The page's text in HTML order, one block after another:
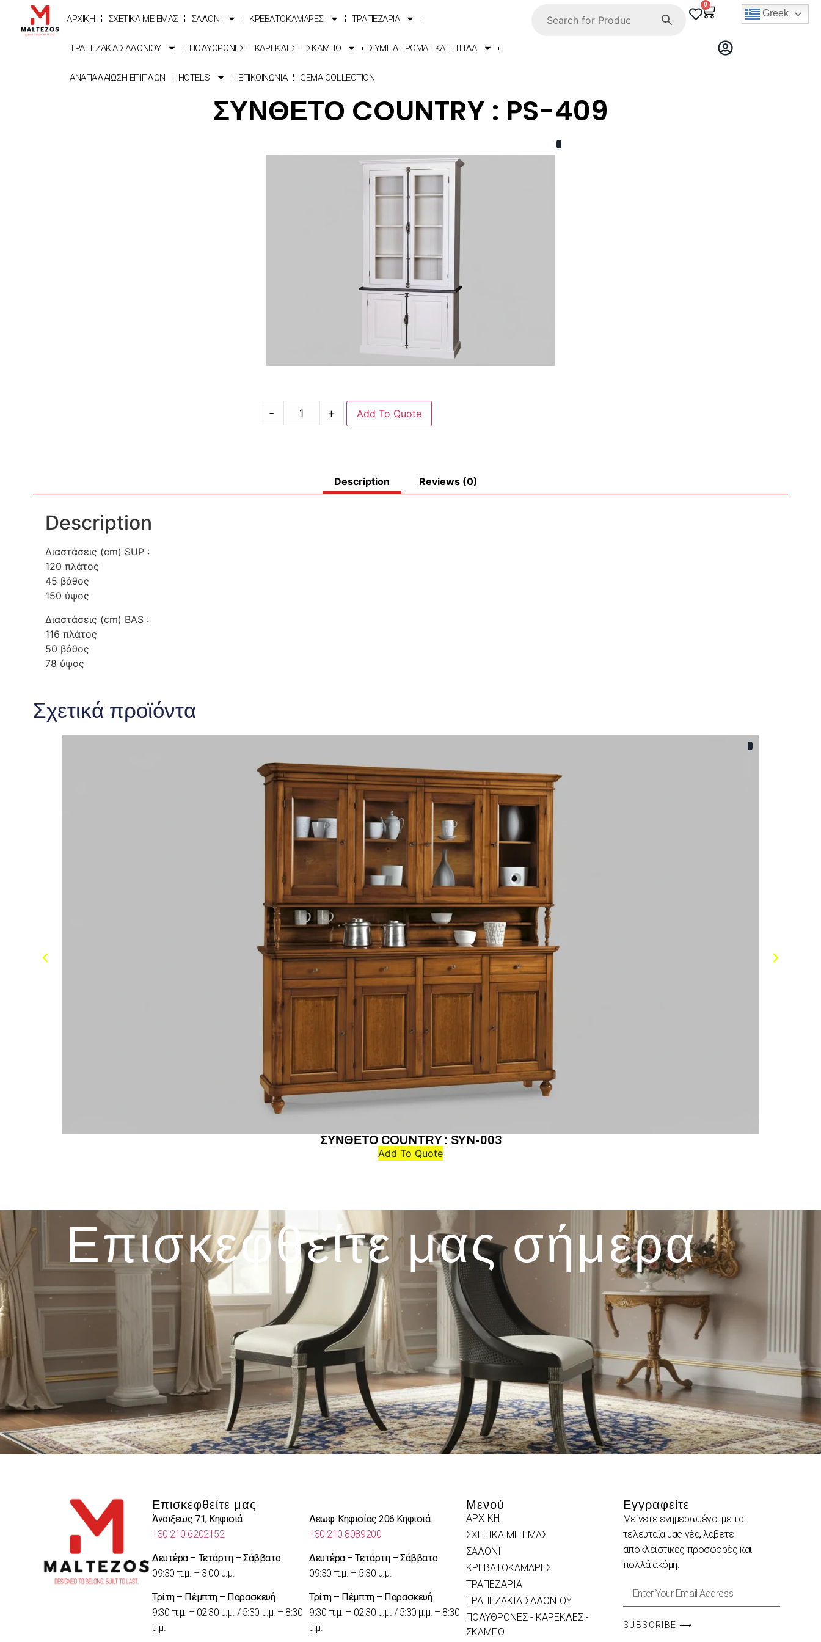
ΑΡΧΙΚΗ ΣΧΕΤΙΚΑ ΜΕ ΕΜΑΣ ΣΑΛΟΝΙ ΚΡΕΒΑΤΟΚΑΜΑΡΕΣ ΤΡΑΠΕΖΑΡΙΑ
ΤΡΑΠΕΖΑΚΙΑ ΣΑΛΟΝΙΟΥ ΠΟΛΥΘΡΟΝΕΣ – ΚΑΡΕΚΛΕΣ – ΣΚΑΜΠΟ ΣΥΜΠΛΗΡΩΜΑΤΙΚΑ ΕΠΙΠΛΑ
ΑΝΑΠΑΛΑΙΩΣΗ ΕΠΙΠΛΩΝ HOTELS ΕΠΙΚΟΙΝΩΝΙΑ GEMA COLLECTION
0
Greek
ΣΥΝΘΕΤΟ COUNTRY : PS-409
- + Add To Quote
Description Reviews (0)
Description
Διαστάσεις (cm) SUP :
120 πλάτος
45 βάθος
150 ύψος
Διαστάσεις (cm) BAS :
116 πλάτος
50 βάθος
78 ύψος
Σχετικά προϊόντα
ΣΥΝΘΕΤΟ COUNTRY : SYN-003
Add To Quote
Επισκεφθείτε μας σήμερα
Επισκεφθείτε μας
Άνοιξεως 71, Κηφισιά
+30 210 6202152
Δευτέρα – Τετάρτη – Σάββατο
09:30 π.μ. – 3:00 μ.μ.
Τρίτη – Πέμπτη – Παρασκευή
9:30 π.μ. – 02:30 μ.μ. / 5:30 μ.μ. – 8:30
μ.μ.
Λεωφ. Κηφισίας 206 Κηφισιά
+30 210 8089200
Δευτέρα – Τετάρτη – Σάββατο
09:30 π.μ. – 5:30 μ.μ.
Τρίτη – Πέμπτη – Παρασκευή
9:30 π.μ. – 02:30 μ.μ. / 5:30 μ.μ. – 8:30
μ.μ.
Μενού
ΑΡΧΙΚΗ
ΣΧΕΤΙΚΑ ΜΕ ΕΜΑΣ
ΣΑΛΟΝΙ
ΚΡΕΒΑΤΟΚΑΜΑΡΕΣ
ΤΡΑΠΕΖΑΡΙΑ
ΤΡΑΠΕΖΑΚΙΑ ΣΑΛΟΝΙΟΥ
ΠΟΛΥΘΡΟΝΕΣ - ΚΑΡΕΚΛΕΣ -
ΣΚΑΜΠΟ
Εγγραφείτε
Μείνετε ενημερωμένοι με τα
τελευταία μας νέα, λάβετε
αποκλειστικές προσφορές και
πολλά ακόμη.
SUBSCRIBE ⟶